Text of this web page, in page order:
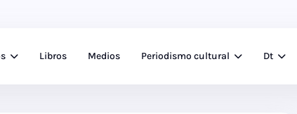
Libros Medios Periodismo cultural Dt